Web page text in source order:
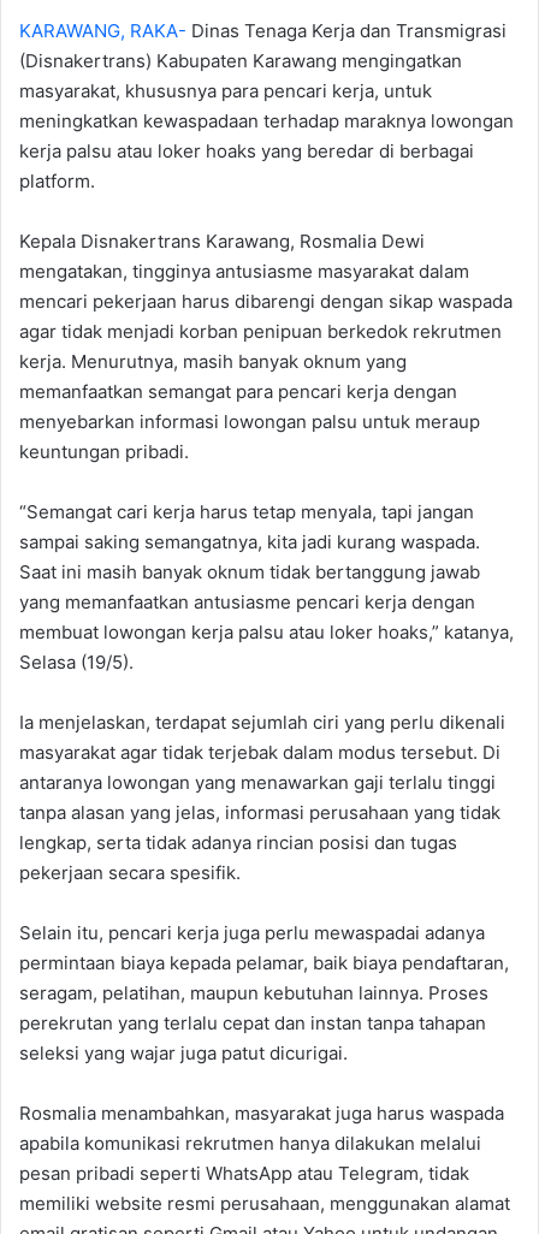
KARAWANG, RAKA- Dinas Tenaga Kerja dan Transmigrasi
(Disnakertrans) Kabupaten Karawang mengingatkan
masyarakat, khususnya para pencari kerja, untuk
meningkatkan kewaspadaan terhadap maraknya lowongan
kerja palsu atau loker hoaks yang beredar di berbagai
platform.
‎Kepala Disnakertrans Karawang, Rosmalia Dewi
mengatakan, tingginya antusiasme masyarakat dalam
mencari pekerjaan harus dibarengi dengan sikap waspada
agar tidak menjadi korban penipuan berkedok rekrutmen
kerja. ‎Menurutnya, masih banyak oknum yang
memanfaatkan semangat para pencari kerja dengan
menyebarkan informasi lowongan palsu untuk meraup
keuntungan pribadi. ‎
“Semangat cari kerja harus tetap menyala, tapi jangan
sampai saking semangatnya, kita jadi kurang waspada.
Saat ini masih banyak oknum tidak bertanggung jawab
yang memanfaatkan antusiasme pencari kerja dengan
membuat lowongan kerja palsu atau loker hoaks,” katanya,
Selasa (19/5).
‎‎Ia menjelaskan, terdapat sejumlah ciri yang perlu dikenali
masyarakat agar tidak terjebak dalam modus tersebut. Di
antaranya lowongan yang menawarkan gaji terlalu tinggi
tanpa alasan yang jelas, informasi perusahaan yang tidak
lengkap, serta tidak adanya rincian posisi dan tugas
pekerjaan secara spesifik.‎
‎Selain itu, pencari kerja juga perlu mewaspadai adanya
permintaan biaya kepada pelamar, baik biaya pendaftaran,
seragam, pelatihan, maupun kebutuhan lainnya. Proses
perekrutan yang terlalu cepat dan instan tanpa tahapan
seleksi yang wajar juga patut dicurigai.‎
‎Rosmalia menambahkan, masyarakat juga harus waspada
apabila komunikasi rekrutmen hanya dilakukan melalui
pesan pribadi seperti WhatsApp atau Telegram, tidak
memiliki website resmi perusahaan, menggunakan alamat